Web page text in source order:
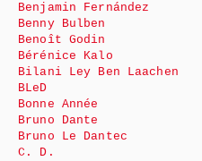
Benjamin Fernández
Benny Bulben
Benoît Godin
Bérénice Kalo
Bilani Ley Ben Laachen
BLeD
Bonne Année
Bruno Dante
Bruno Le Dantec
C. D.